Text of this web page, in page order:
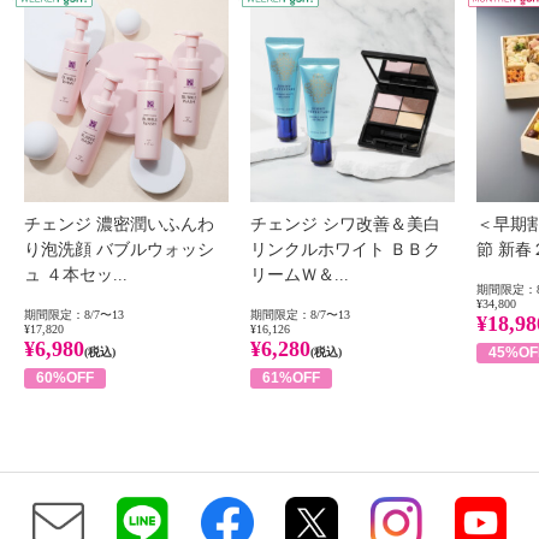
チェンジ 濃密潤いふんわ
り泡洗顔 バブルウォッシ
ュ ４本セッ...
期間限定：8/7〜13
¥17,820
¥6,980(税込)
60%OFF
チェンジ シワ改善＆美白
リンクルホワイト ＢＢク
リームＷ＆...
期間限定：8/7〜13
¥16,126
¥6,280(税込)
61%OFF
＜早期
節 新春
期間限定：
¥34,800